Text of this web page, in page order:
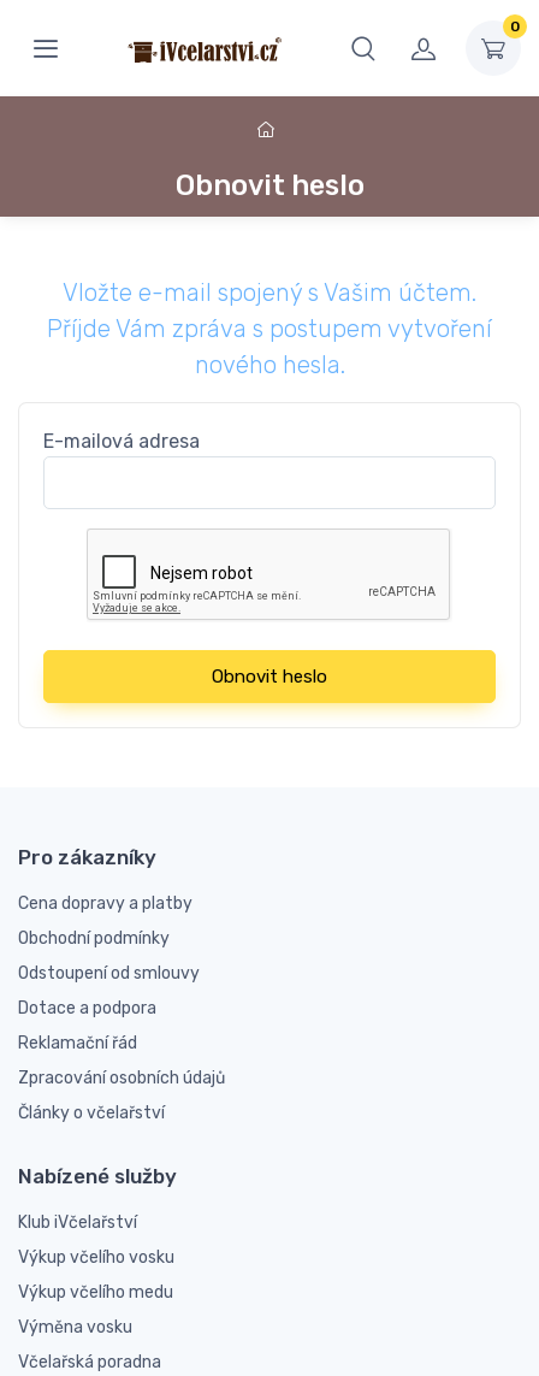
0
Obnovit heslo
Vložte e-mail spojený s Vašim účtem.
Příjde Vám zpráva s postupem vytvoření
nového hesla.
E-mailová adresa
Obnovit heslo
Pro zákazníky
Cena dopravy a platby
Obchodní podmínky
Odstoupení od smlouvy
Dotace a podpora
Reklamační řád
Zpracování osobních údajů
Články o včelařství
Nabízené služby
Klub iVčelařství
Výkup včelího vosku
Výkup včelího medu
Výměna vosku
Včelařská poradna